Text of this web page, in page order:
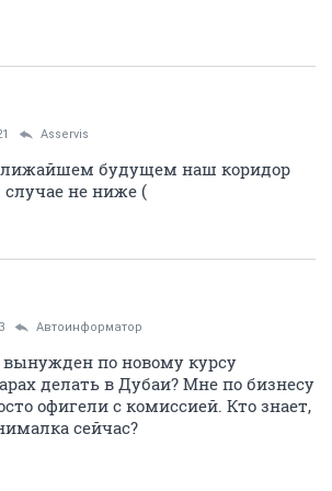
Asservis
будущем наш коридор
случае не ниже (
Автоинформатор
вынужден по новому курсу
делать в Дубаи? Мне по бизнесу
офигели с комиссией. Кто знает,
сейчас?